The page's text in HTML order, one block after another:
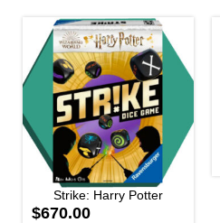
Strike: Harry Potter
$670.00